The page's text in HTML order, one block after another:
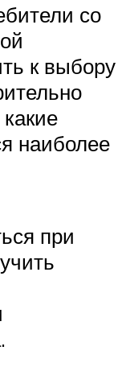
со
к выбору
наиболее
при